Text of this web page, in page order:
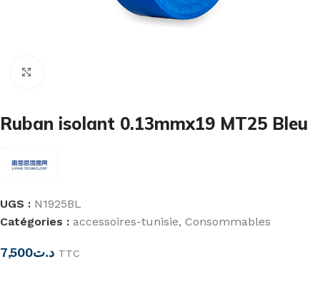
Ruban isolant 0.13mmx19 MT25 Bleu
UGS : N1925BL
Catégories : accessoires-tunisie, Consommables
د.ت7,500 TTC